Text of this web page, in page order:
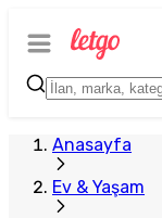
Anasayfa
Ev & Yaşam